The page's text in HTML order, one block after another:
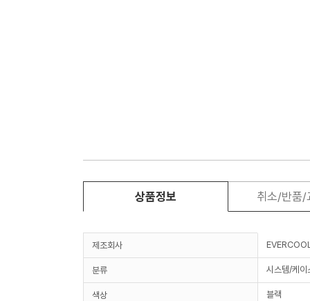
상품정보 취소/반품/
제조회사
분류 시스템/케이
색상 블랙